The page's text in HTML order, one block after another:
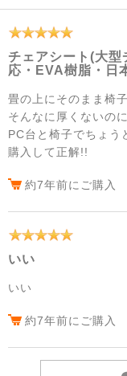
チェアシート(大
応・EVA樹脂・日
畳の上にそのまま椅
そんなに厚くないの
PC台と椅子でちょう
購入して正解!!
約7年前にご購入
いい
いい
約7年前にご購入